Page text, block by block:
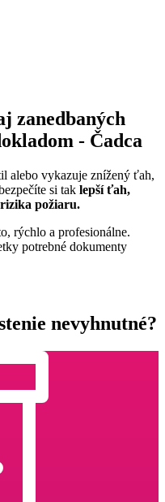
zanedbaných
- Čadca
alebo vykazuje znížený ťah,
si tak lepší ťah,
požiaru.
rýchlo a profesionálne.
potrebné dokumenty
nevyhnutné?